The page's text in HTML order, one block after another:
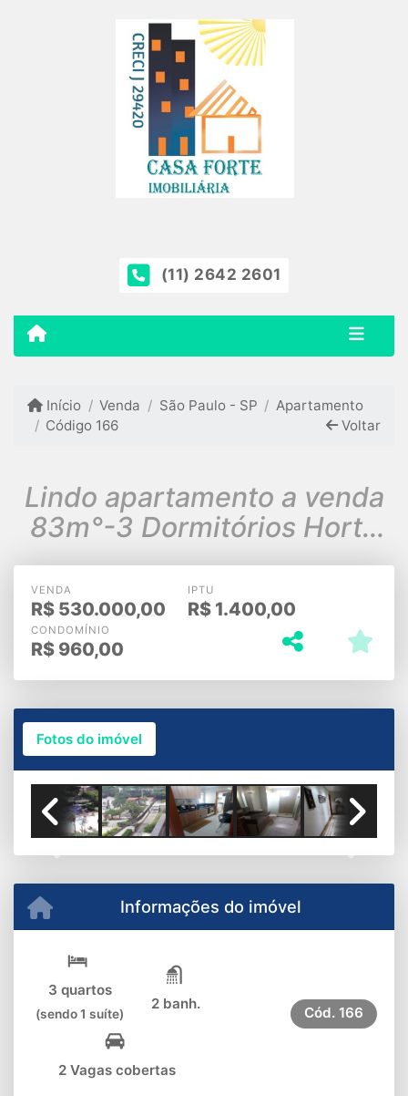
(11) 2642 2601
Início Venda São Paulo - SP
Apartamento
Código 166
Voltar
Lindo apartamento a venda
83m°-3 Dormitórios Horto
Florestal/SP 530.000 mil
VENDA
R$ 530.000,00
IPTU
R$ 1.400,00
CONDOMÍNIO
R$ 960,00
Fotos do imóvel
Informações do imóvel
3 quartos
(sendo 1 suíte)
2 banh.
2 Vagas cobertas
Cód. 166